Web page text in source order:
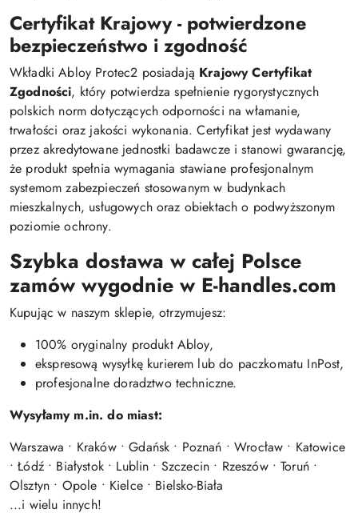
Certyfikat Krajowy - potwierdzone
bezpieczeństwo i zgodność
Wkładki Abloy Protec2 posiadają Krajowy Certyfikat
Zgodności, który potwierdza spełnienie rygorystycznych
polskich norm dotyczących odporności na włamanie,
trwałości oraz jakości wykonania. Certyfikat jest wydawany
przez akredytowane jednostki badawcze i stanowi gwarancję,
że produkt spełnia wymagania stawiane profesjonalnym
systemom zabezpieczeń stosowanym w budynkach
mieszkalnych, usługowych oraz obiektach o podwyższonym
poziomie ochrony.
Szybka dostawa w całej Polsce
zamów wygodnie w E-handles.com
Kupując w naszym sklepie, otrzymujesz:
100% oryginalny produkt Abloy,
ekspresową wysyłkę kurierem lub do paczkomatu InPost,
profesjonalne doradztwo techniczne.
Wysyłamy m.in. do miast:
Warszawa • Kraków • Gdańsk • Poznań • Wrocław • Katowice
• Łódź • Białystok • Lublin • Szczecin • Rzeszów • Toruń •
Olsztyn • Opole • Kielce • Bielsko-Biała
...i wielu innych!